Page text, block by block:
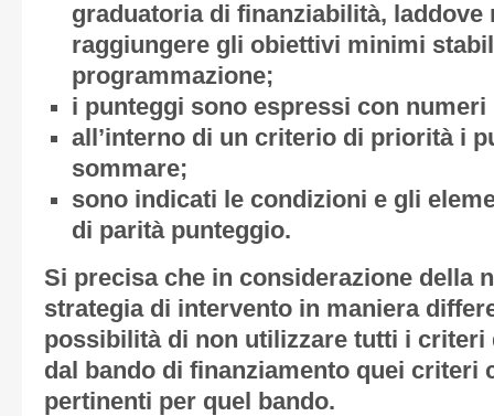
graduatoria di finanziabilità, laddove
raggiungere gli obiettivi minimi
programmazione;
i punteggi sono espressi con
all’interno di un criterio di priorità i
sommare;
sono indicati le condizioni e gli
di parità punteggio.
Si precisa che in considerazione della
strategia di intervento in maniera
possibilità di non utilizzare tutti i criteri
dal bando di finanziamento quei criteri
pertinenti per quel bando.